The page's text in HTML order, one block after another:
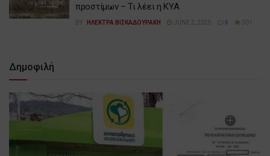
προστίμων – Τι λέει η ΚΥΑ
BY ΗΛΕΚΤΡΑ ΒΙΣΚΑΔΟΥΡΑΚΗ JUNE 2, 2025 301
Δημοφιλή